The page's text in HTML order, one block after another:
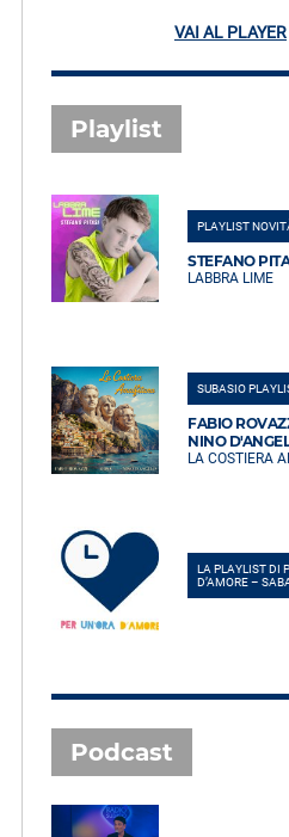
VAI AL PLAYER
Playlist
PLAYLIST
STEFANO
LABBRA LIME
SUBASIO
FABIO
NINO
LA COSTIERA
LA PLAYLIST DI
D’AMORE –
Podcast